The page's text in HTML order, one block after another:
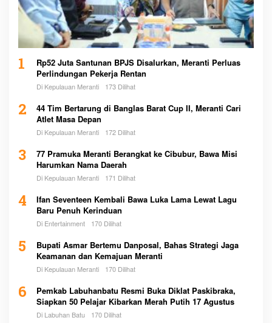
1
Rp52 Juta Santunan BPJS Disalurkan, Meranti Perluas
Perlindungan Pekerja Rentan
Di Kepulauan Meranti 173 Dilihat
2
44 Tim Bertarung di Banglas Barat Cup II, Meranti Cari
Atlet Masa Depan
Di Kepulauan Meranti 172 Dilihat
3
77 Pramuka Meranti Berangkat ke Cibubur, Bawa Misi
Harumkan Nama Daerah
Di Kepulauan Meranti 171 Dilihat
4
Ifan Seventeen Kembali Bawa Luka Lama Lewat Lagu
Baru Penuh Kerinduan
Di Entertainment 170 Dilihat
5
Bupati Asmar Bertemu Danposal, Bahas Strategi Jaga
Keamanan dan Kemajuan Meranti
Di Kepulauan Meranti 170 Dilihat
6
Pemkab Labuhanbatu Resmi Buka Diklat Paskibraka,
Siapkan 50 Pelajar Kibarkan Merah Putih 17 Agustus
Di Labuhan Batu 170 Dilihat